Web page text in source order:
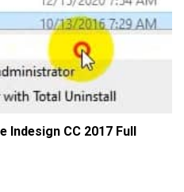
Indesign CC 2017 Full